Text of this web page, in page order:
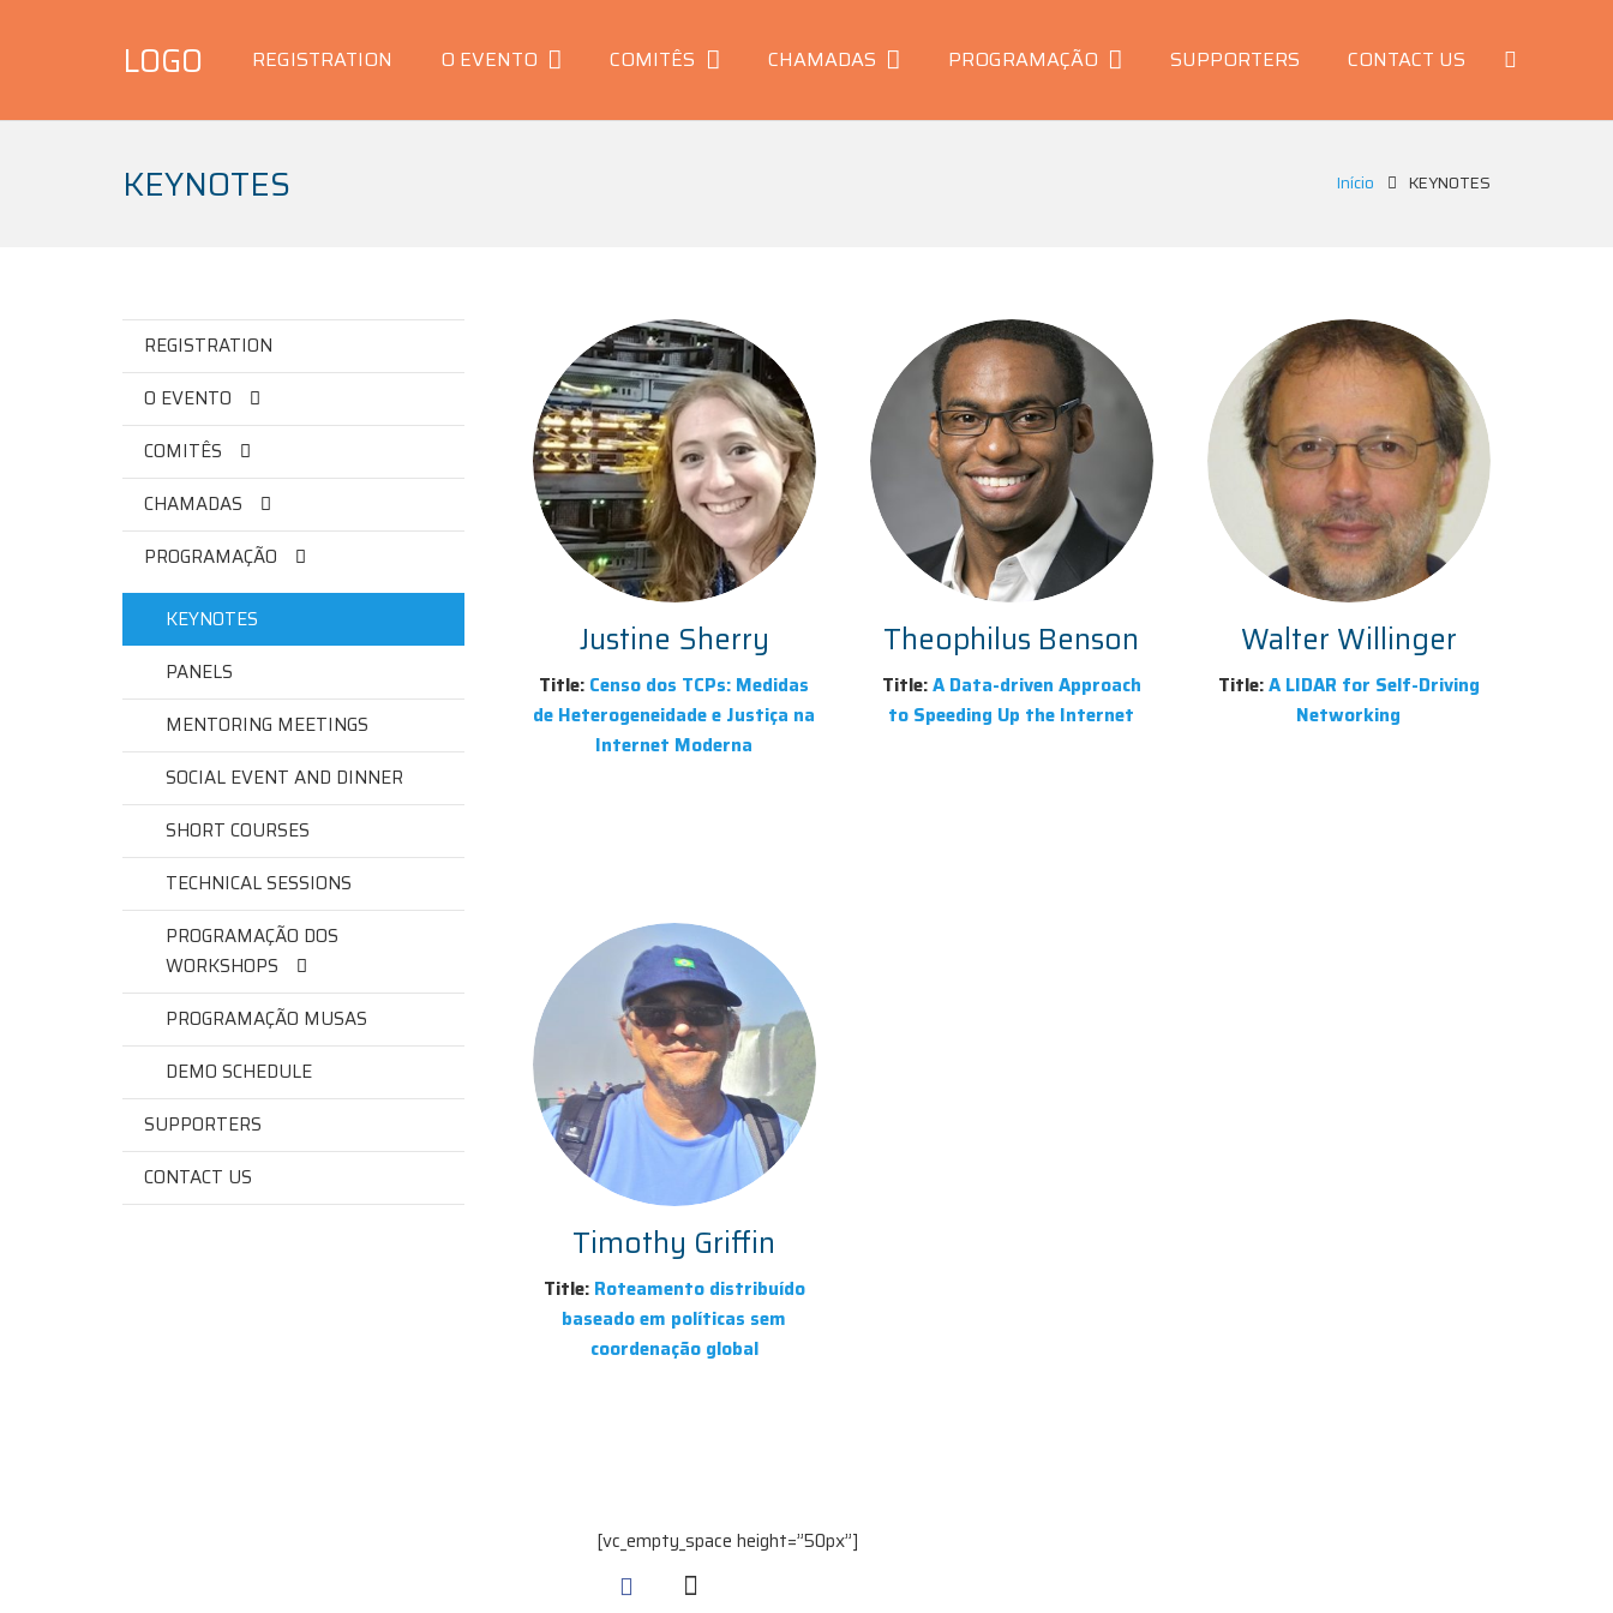
LOGO REGISTRATION O EVENTO COMITÊS CHAMADAS PROGRAMAÇÃO SUPPORTERS CONTACT US
KEYNOTES Início KEYNOTES
Justine Sherry
Title: Censo dos TCPs: Medidas
de Heterogeneidade e Justiça na
Internet Moderna
Theophilus Benson
Title:A Data-driven Approach
to Speeding Up the Internet
Walter Willinger
Title:A LIDAR for Self-Driving
Networking
Timothy Griffin
Title: Roteamento distribuído
baseado em políticas sem
coordenação global
REGISTRATION
O EVENTO
COMITÊS
CHAMADAS
PROGRAMAÇÃO
KEYNOTES
PANELS
MENTORING MEETINGS
SOCIAL EVENT AND DINNER
SHORT COURSES
TECHNICAL SESSIONS
PROGRAMAÇÃO DOS
WORKSHOPS
PROGRAMAÇÃO MUSAS
DEMO SCHEDULE
SUPPORTERS
CONTACT US
[vc_empty_space height=”50px”]